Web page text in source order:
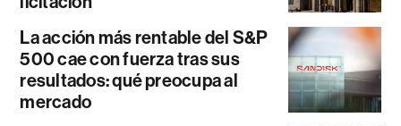
La acción más rentable del S&P
500 cae con fuerza tras sus
resultados: qué preocupa al
mercado